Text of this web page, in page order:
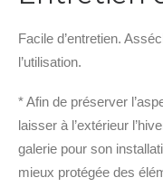
Facile d’entretien.
l’utilisation.
* Afin de préserver
laisser à l’extérieur
galerie pour son
mieux protégée des